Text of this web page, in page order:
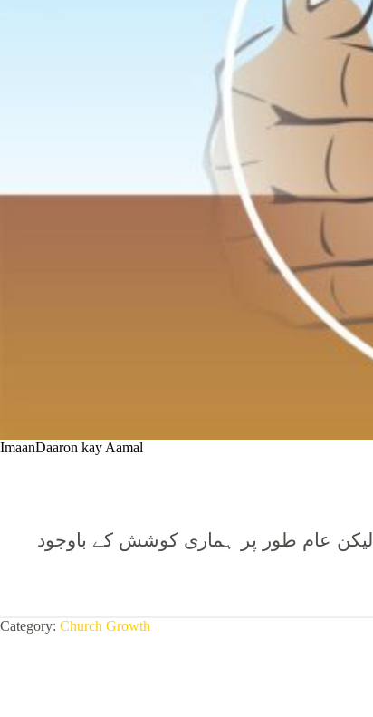
ImaanDaaron kay Aamal
لیکن عام طور پر ہماری کوشش کے باوجود
Category: Church Growth